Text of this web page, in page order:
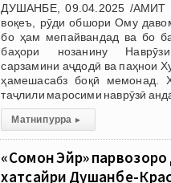
ДУШАНБЕ, 09.04.2025 /АМИТ
воқеъ, рӯди обшори Ому
бо ҳам мепайвандад ва бо
баҳори нозанину
сарзамини аҷдодӣ ва паҳнои
ҳамешасабз боқӣ мемонад.
таҷлили маросими наврӯзӣ
Матни пурра ▸
«Сомон Эйр»
хатсайри Душанбе-